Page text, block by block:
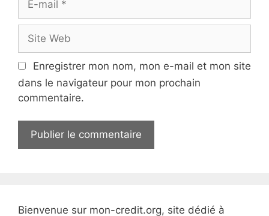
m
l
t
e
b
Enregistrer mon nom, mon e-mail et mon site
dans le navigateur pour mon prochain
commentaire.
Bienvenue sur mon-credit.org, site dédié à